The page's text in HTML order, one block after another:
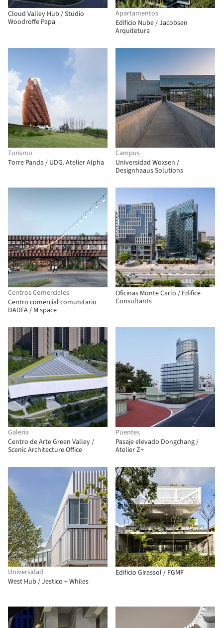
Cloud Valley Hub / Studio
Woodroffe Papa
Apartamentos
Edificio Nube / Jacobsen
Arquitetura
Turismo
Torre Panda / UDG. Atelier Alpha
Campus
Universidad Woxsen /
Designhaaus Solutions
Centros Comerciales
Centro comercial comunitario
DADFA / M space
Oficinas Monte Carlo / Edifice
Consultants
Galería
Centro de Arte Green Valley /
Scenic Architecture Office
Puentes
Pasaje elevado Dongchang /
Atelier Z+
Universidad
West Hub / Jestico + Whiles
Edificio Girassol / FGMF